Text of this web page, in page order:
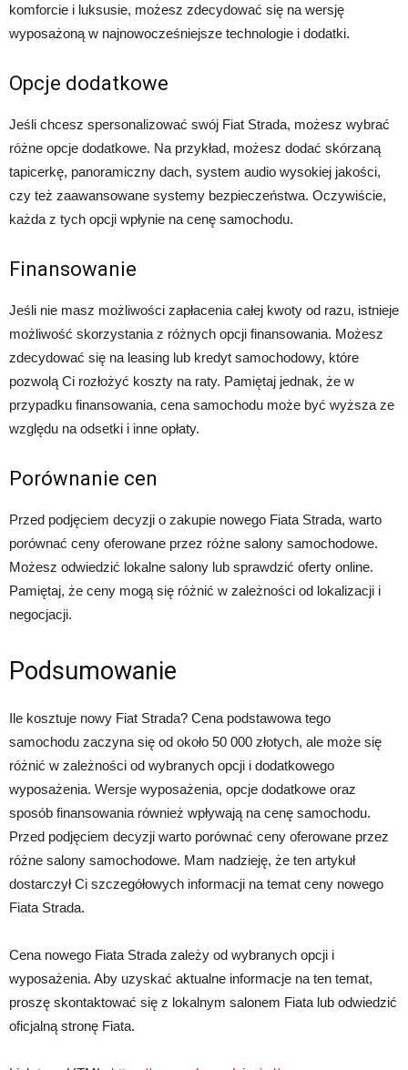
komforcie i luksusie, możesz zdecydować się na wersję
wyposażoną w najnowocześniejsze technologie i dodatki.
Opcje dodatkowe
Jeśli chcesz spersonalizować swój Fiat Strada, możesz wybrać
różne opcje dodatkowe. Na przykład, możesz dodać skórzaną
tapicerkę, panoramiczny dach, system audio wysokiej jakości,
czy też zaawansowane systemy bezpieczeństwa. Oczywiście,
każda z tych opcji wpłynie na cenę samochodu.
Finansowanie
Jeśli nie masz możliwości zapłacenia całej kwoty od razu, istnieje
możliwość skorzystania z różnych opcji finansowania. Możesz
zdecydować się na leasing lub kredyt samochodowy, które
pozwolą Ci rozłożyć koszty na raty. Pamiętaj jednak, że w
przypadku finansowania, cena samochodu może być wyższa ze
względu na odsetki i inne opłaty.
Porównanie cen
Przed podjęciem decyzji o zakupie nowego Fiata Strada, warto
porównać ceny oferowane przez różne salony samochodowe.
Możesz odwiedzić lokalne salony lub sprawdzić oferty online.
Pamiętaj, że ceny mogą się różnić w zależności od lokalizacji i
negocjacji.
Podsumowanie
Ile kosztuje nowy Fiat Strada? Cena podstawowa tego
samochodu zaczyna się od około 50 000 złotych, ale może się
różnić w zależności od wybranych opcji i dodatkowego
wyposażenia. Wersje wyposażenia, opcje dodatkowe oraz
sposób finansowania również wpływają na cenę samochodu.
Przed podjęciem decyzji warto porównać ceny oferowane przez
różne salony samochodowe. Mam nadzieję, że ten artykuł
dostarczył Ci szczegółowych informacji na temat ceny nowego
Fiata Strada.
Cena nowego Fiata Strada zależy od wybranych opcji i
wyposażenia. Aby uzyskać aktualne informacje na ten temat,
proszę skontaktować się z lokalnym salonem Fiata lub odwiedzić
oficjalną stronę Fiata.